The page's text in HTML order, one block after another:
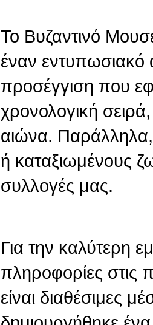
Το Βυζαντινό
έναν εντυπωσιακό
προσέγγιση που
χρονολογική
αιώνα. Παράλληλα,
ή καταξιωμένους
συλλογές μας.
Για την καλύτερη
πληροφορίες στις
είναι διαθέσιμες